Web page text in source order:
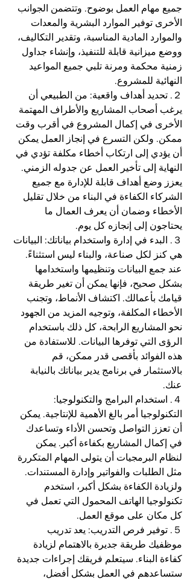
جميع مهام العمل بوضوح. وتتضمن الجوانب
الأخرى توفير الموارد البشرية والمعدات
والموارد المادية المناسبة، وتقدير التكاليف،
ووضع ميزانية قابلة للتنفيذ، وإنشاء جداول
زمنية محكمة ومرنة تلبي جميع المواعيد
النهائية للمشروع.
２. تحديد أهداف واقعية: من الطبيعي أن
يرغب أصحاب المشاريع والأطراف المهتمة
الأخرى في إكمال المشروع في أقرب وقت
ممكن. ولكن التسرع في إنجاز العمل يمكن
أن يؤدي إلى ارتكاب أخطاء مكلفة تؤدي في
النهاية إلى تأخير العمل عن جدوله الزمني.
يعزز وضع أهداف قابلة للإدارة مع جميع
الشركاء الكفاءة في البناء من خلال تقليل
الأخطاء وضمان أن يعرف العمال ما
يحتاجون إلى إنجازه كل يوم.
３. البدء في إدارة واستخدام بياناتك: البيانات
هي كنز لكل صناعة، والبناء ليس استثناءً.
عند جمع البيانات وتنظيمها واستخدامها
بشكل صحيح، فإنها يمكن أن تغير طريقة
قيامك بأعمالك. اكتشاف الأنماط، وتجنب
الأخطاء المكلفة، وتوجيه المزيد من الجهود
نحو المشاريع الرابحة، كل ذلك باستخدام
الرؤى التي توفرها البيانات. للاستفادة من
هذه الفوائد بأقصى قدر ممكن، قم
بالاستثمار في برنامج يدير بياناتك بالنيابة
عنك.
４. استخدام البرامج والتكنولوجيا:
التكنولوجيا أمر بالغ الأهمية للإنتاجية. يمكن
أن تعزز التواصل وتحسن الأداء وتساعدك
في إكمال المشاريع بكفاءة أكبر. يمكن
لنظام البرمجيات أن يتولى المهام المتكررة
مثل الطلبات والفواتير وإدارة المستندات.
ولزيادة الكفاءة بشكل أكبر، استخدم
تكنولوجيا الهاتف المحمول التي تعمل في
كل مكان على موقع العمل.
５. توفير فرص التدريب: يعد تدريب
موظفيك طريقة جديرة بالاهتمام لزيادة
كفاءة البناء. سيتعلم فريقك إجراءات جديدة
ستساعدهم في العمل بشكل أفضل،